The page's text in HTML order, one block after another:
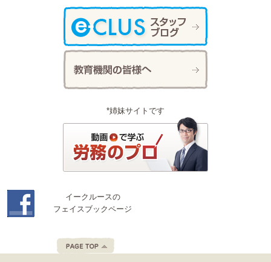
*姉妹サイトです
イークルースの
フェイスブックページ